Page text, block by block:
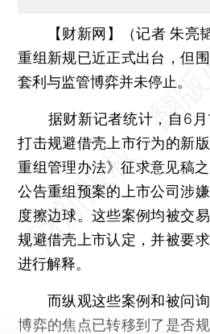
【财新网】（记者 朱亮
重组新规已近正式出台，但
套利与监管博弈并未停止。
据财新记者统计，自6月
打击规避借壳上市行为的新
重组管理办法》征求意见稿
公告重组预案的上市公司涉
度擦边球。这些案例均被交
规避借壳上市认定，并被要
进行解释。
而纵观这些案例和被问询
博弈的焦点已转移到了是否